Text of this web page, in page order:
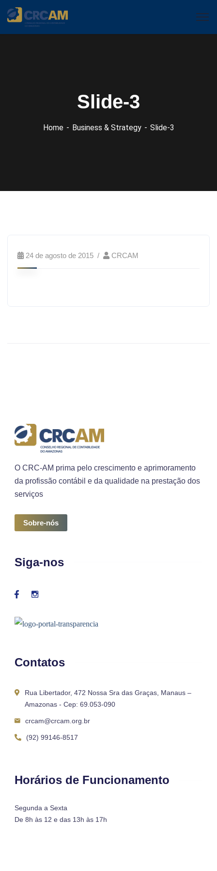
Slide-3
Home Business & Strategy Slide-3
24 de agosto de 2015 CRCAM
O CRC-AM prima pelo crescimento e aprimoramento
da profissão contábil e da qualidade na prestação dos
serviços
Sobre-nós
Siga-nos
Contatos
Rua Libertador, 472 Nossa Sra das Graças, Manaus –
Amazonas - Cep: 69.053-090
crcam@crcam.org.br
(92) 99146-8517
Horários de Funcionamento
Segunda a Sexta
De 8h às 12 e das 13h às 17h